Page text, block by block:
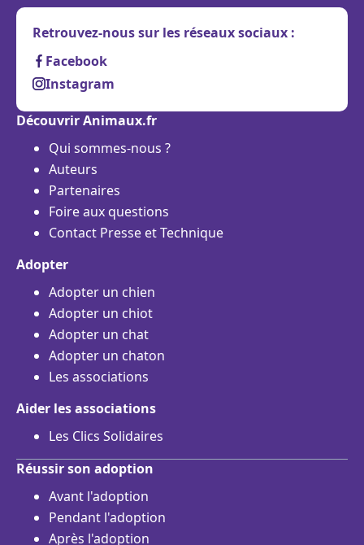
Retrouvez-nous sur les réseaux sociaux :
Facebook
Instagram
Découvrir Animaux.fr
Qui sommes-nous ?
Auteurs
Partenaires
Foire aux questions
Contact Presse et Technique
Adopter
Adopter un chien
Adopter un chiot
Adopter un chat
Adopter un chaton
Les associations
Aider les associations
Les Clics Solidaires
Réussir son adoption
Avant l'adoption
Pendant l'adoption
Après l'adoption